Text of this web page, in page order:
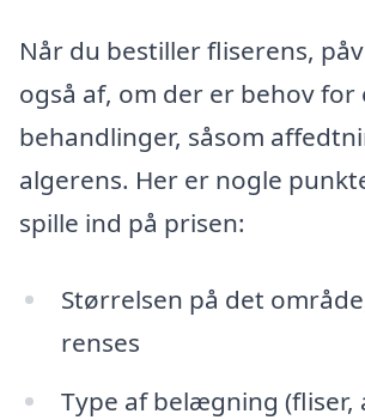
Når du bestiller fliserens,
også af, om der er behov for
behandlinger, såsom
algerens. Her er nogle
spille ind på prisen:
Størrelsen på det
renses
Type af belægning (fliser,